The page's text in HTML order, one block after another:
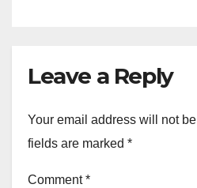
Leave a Reply
Your email address will not
fields are marked *
Comment*